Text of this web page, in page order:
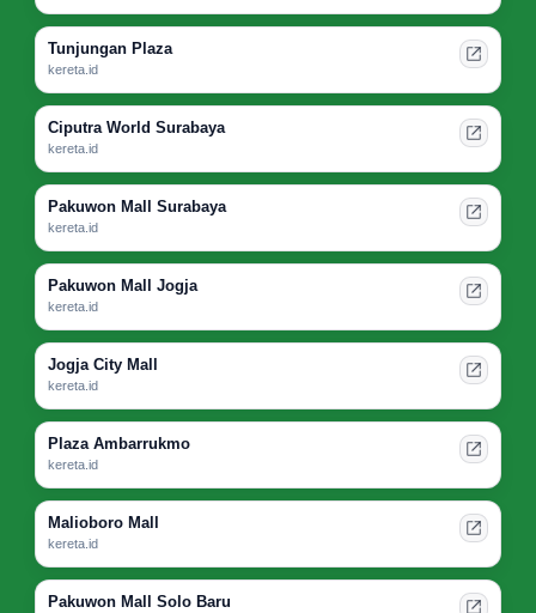
Tunjungan Plaza
kereta.id
Ciputra World Surabaya
kereta.id
Pakuwon Mall Surabaya
kereta.id
Pakuwon Mall Jogja
kereta.id
Jogja City Mall
kereta.id
Plaza Ambarrukmo
kereta.id
Malioboro Mall
kereta.id
Pakuwon Mall Solo Baru